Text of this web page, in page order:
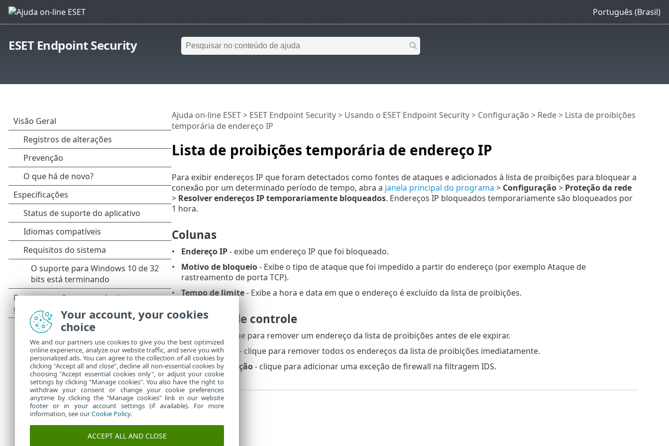
Português (Brasil)
ESET Endpoint Security
Lista de proibições temporária de endereço IP
Ajuda on-line ESET> ESET Endpoint Security> Usando o ESET Endpoint Security> Configuração > Rede> Lista de proibições
temporária de endereço IP
Para exibir endereços IP que foram detectados como fontes de ataques e adicionados à lista de proibições para bloquear a
conexão por um determinado período de tempo, abra a janela principal do programa > Configuração> Proteção da rede
> Resolver endereços IP temporariamente bloqueados. Endereços IP bloqueados temporariamente são bloqueados por
1 hora.
Colunas
Endereço IP- exibe um endereço IP que foi bloqueado.
Motivo de bloqueio- Exibe o tipo de ataque que foi impedido a partir do endereço (por exemplo Ataque de
rastreamento de porta TCP).
Tempo de limite- Exibe a hora e data em que o endereço é excluído da lista de proibições.
Elementos de controle
- clique para remover um endereço da lista de proibições antes de ele expirar.
Remover tudo
- clique para remover todos os endereços da lista de proibições imediatamente.
Adicionar exceção- clique para adicionar uma exceção de firewall na filtragem IDS.
Your account, your cookies
choice
We and our partners use cookies to give you the best optimized
online experience, analyze our website traffic, and serve you with
personalized ads. You can agree to the collection of all cookies by
clicking "Accept all and close", decline all non-essential cookies by
choosing "Accept essential cookies only", or adjust your cookie
settings by clicking "Manage cookies". You also have the right to
withdraw your consent or change your cookie preferences
anytime by clicking the "Manage cookies" link in our website
footer or in your account settings (if available). For more
information, see ourCookie Policy.
ACCEPT ALL AND CLOSE